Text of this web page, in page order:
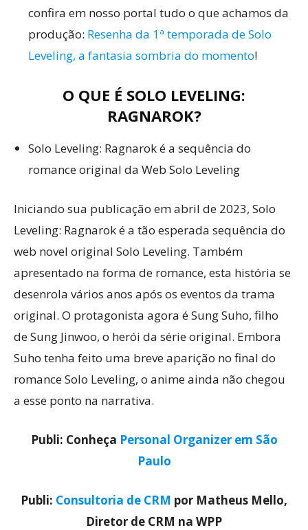
confira em nosso portal tudo o que achamos da
produção: Resenha da 1ª temporada de Solo
Leveling, a fantasia sombria do momento!
O QUE É SOLO LEVELING:
RAGNAROK?
Solo Leveling: Ragnarok é a sequência do
romance original da Web Solo Leveling
Iniciando sua publicação em abril de 2023, Solo
Leveling: Ragnarok é a tão esperada sequência do
web novel original Solo Leveling. Também
apresentado na forma de romance, esta história se
desenrola vários anos após os eventos da trama
original. O protagonista agora é Sung Suho, filho
de Sung Jinwoo, o herói da série original. Embora
Suho tenha feito uma breve aparição no final do
romance Solo Leveling, o anime ainda não chegou
a esse ponto na narrativa.
Publi: Conheça Personal Organizer em São
Paulo
Publi: Consultoria de CRM por Matheus Mello,
Diretor de CRM na WPP